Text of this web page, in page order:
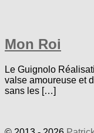
Mon Roi
Le Guignolo
valse amoureuse et
sans les […]